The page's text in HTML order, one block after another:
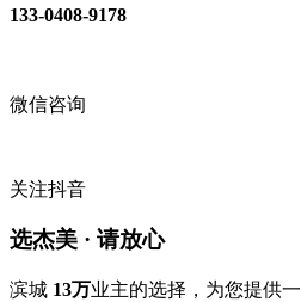
133-0408-9178
微信咨询
关注抖音
选杰美 · 请放心
滨城 13万业主的选择，为您提供